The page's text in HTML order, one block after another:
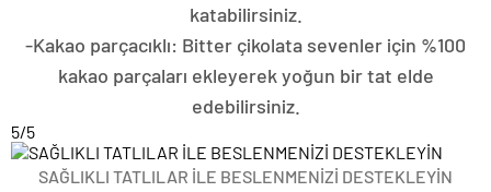
katabilirsiniz.
-Kakao parçacıklı: Bitter çikolata sevenler için %100
kakao parçaları ekleyerek yoğun bir tat elde
edebilirsiniz.
5/5
SAĞLIKLI TATLILAR İLE BESLENMENİZİ DESTEKLEYİN